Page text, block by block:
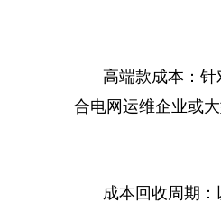
高端款成本：
合电网运维企业或大
成本回收周期